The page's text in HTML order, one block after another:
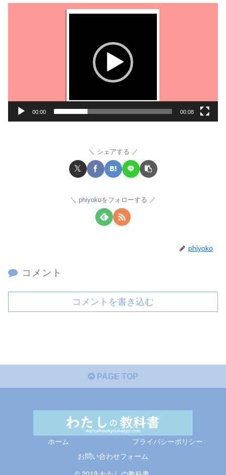
00:00 00:08
シェアする
phiyokoをフォローする
phiyoko
コメント
コメントを書き込む
PAGE TOP
ホーム
プライバシーポリシー
お問い合わせフォーム